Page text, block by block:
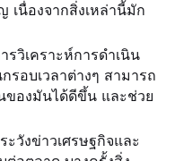
นื่องจากสิ่งเหล่านี้มัก
รวิเคราะห์การดำเนิน
รอบเวลาต่างๆ สามารถ
ของมันได้ดีขึ้น และช่วย
ระวังข่าวเศรษฐกิจและ